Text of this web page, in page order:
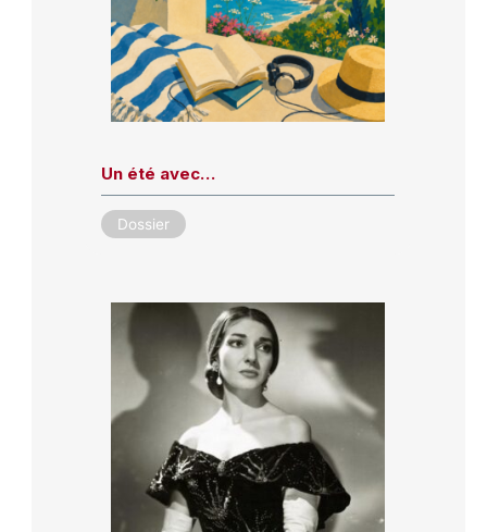
Un été avec…
Dossier